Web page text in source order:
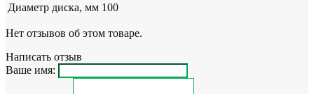
Диаметр диска, мм 100
Нет отзывов об этом товаре.
Написать отзыв
Ваше имя: